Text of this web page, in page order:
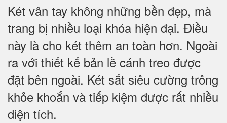
Két vân tay không những bền đẹp, mà
trang bị nhiều loại khóa hiện đại. Điều
này là cho két thêm an toàn hơn. Ngoài
ra với thiết kế bản lề cánh treo được
đặt bên ngoài. Két sắt siêu cường trông
khỏe khoắn và tiếp kiệm được rất nhiều
diện tích.